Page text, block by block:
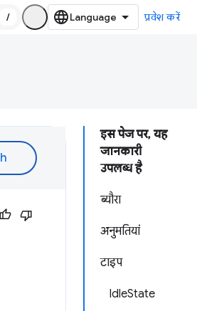
/ प्रवेश करें
इस पेज पर, यह
जानकारी
उपलब्ध है
ब्यौरा
अनुमतियां
टाइप
IdleState